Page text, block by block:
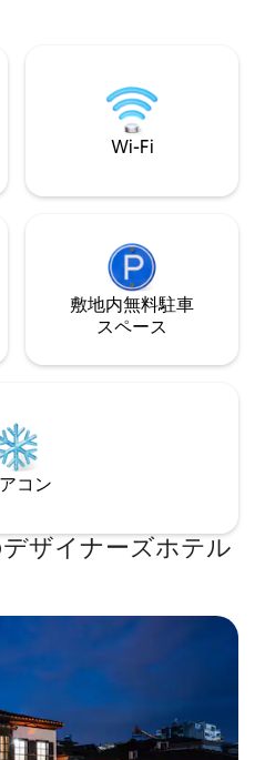
屋の中に滞在する
Wi-Fi
敷地内無料駐⁠車
ス⁠ペ⁠ー⁠ス
コン
ザ⁠イ⁠ナ⁠ー⁠ズホ⁠テ⁠ル